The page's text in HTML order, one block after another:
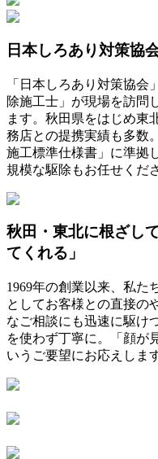
日本しろあり対策協
「日本しろあり対策協
除施工士」が現場を訪問
ます。秋田県をはじめ東
務店との提携実績も多数
施工標準仕様書」に準拠
規模な駆除もお任せくだ
秋田・東北に根ざし
てくれる」
1969年の創業以来、私た
としてお客様との直接の
なご相談にも迅速に駆け
を使わず丁寧に。「顔が
いうご要望にお応えしま